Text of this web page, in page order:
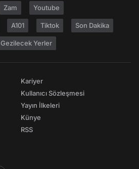
Zam Youtube
A101 Tiktok Son Dakika
Gezilecek Yerler
Kariyer
Kullanıcı Sözleşmesi
Yayın İlkeleri
Künye
RSS